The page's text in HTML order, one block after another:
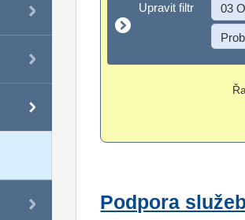
Upravit filtr
Upravit filtr 03
Podpora